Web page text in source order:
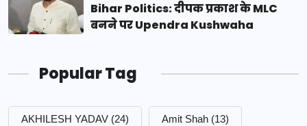
Bihar Politics: दीपक प्रकाश के MLC
बनने पर Upendra Kushwaha
Popular Tag
AKHILESH YADAV (24) Amit Shah (13)